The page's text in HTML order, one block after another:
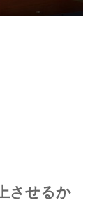
させるか